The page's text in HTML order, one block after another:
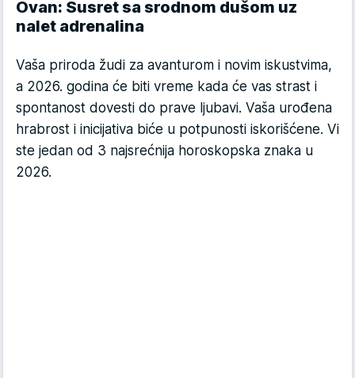
Ovan: Susret sa srodnom dušom uz
nalet adrenalina
Vaša priroda žudi za avanturom i novim iskustvima,
a 2026. godina će biti vreme kada će vas strast i
spontanost dovesti do prave ljubavi. Vaša urođena
hrabrost i inicijativa biće u potpunosti iskorišćene. Vi
ste jedan od 3 najsrećnija horoskopska znaka u
2026.